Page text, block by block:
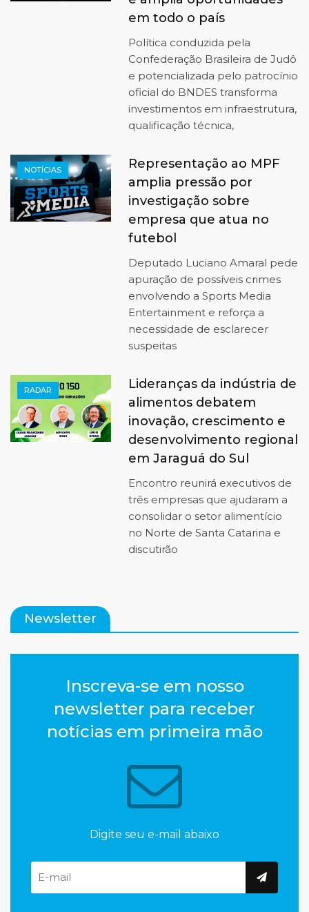
em todo o país
Política conduzida pela
Confederação Brasileira de Judô
e potencializada pelo patrocínio
oficial do BNDES transforma
investimentos em infraestrutura,
qualificação técnica,
NOTÍCIAS
Representação ao MPF
amplia pressão por
investigação sobre
empresa que atua no
futebol
Deputado Luciano Amaral pede
apuração de possíveis crimes
envolvendo a Sports Media
Entertainment e reforça a
necessidade de esclarecer
suspeitas
RADAR
Lideranças da indústria de
alimentos debatem
inovação, crescimento e
desenvolvimento regional
em Jaraguá do Sul
Encontro reunirá executivos de
três empresas que ajudaram a
consolidar o setor alimentício
no Norte de Santa Catarina e
discutirão
Newsletter
Inscreva-se em nosso
newsletter para receber
notícias em primeira mão
Digite seu e-mail abaixo